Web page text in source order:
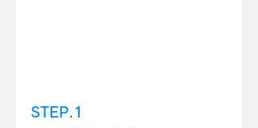
STEP.1